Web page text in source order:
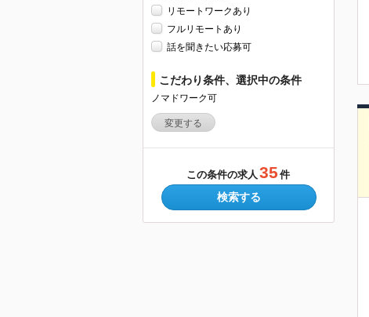
リモートワークあり
フルリモートあり
話を聞きたい応募可
こだわり条件、選択中の条件
ノマドワーク可
変更する
この条件の求人 35 件
検索する